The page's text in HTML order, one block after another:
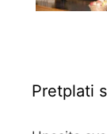
Pretplati